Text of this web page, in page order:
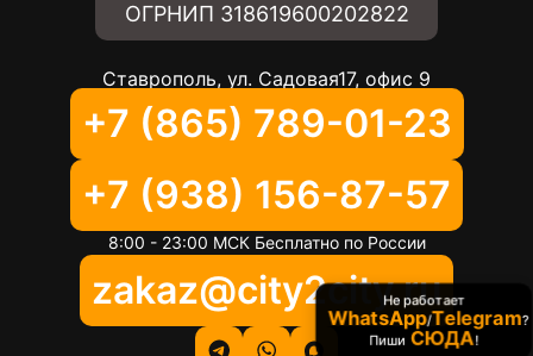
ОГРНИП 318619600202822
Ставрополь, ул. Садовая17, офис 9
+7 (865) 789-01-23
+7 (938) 156-87-57
8:00 - 23:00 МСК Бесплатно по России
zakaz@city2city.ru
Не работает
WhatsApp/Telegram?
Пиши СЮДА!